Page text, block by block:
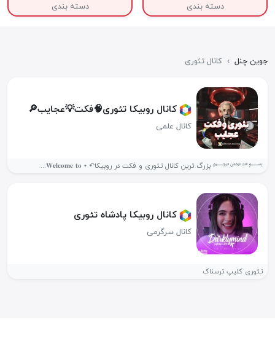
دسته بندی
دسته بندی
جوین چنل › کانال تئوری
کانال روبیکا تئوری🧠فکت💡عجایب🔎
کانال علمی
‌﷽ بزرگ ترین کانال تئوری و فکت در روبیکا↶ • 𝐖𝐞𝐥𝐜𝐨𝐦𝐞 𝐭𝐨...
کانال روبیکا پادشاه تئوری
کانال سرگرمی
تئوری کلیپ ترسناک